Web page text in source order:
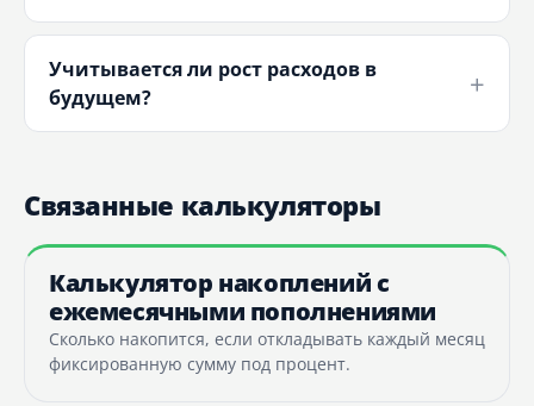
Учитывается ли рост расходов в
будущем?
Связанные калькуляторы
Калькулятор накоплений с
ежемесячными пополнениями
Сколько накопится, если откладывать каждый месяц
фиксированную сумму под процент.